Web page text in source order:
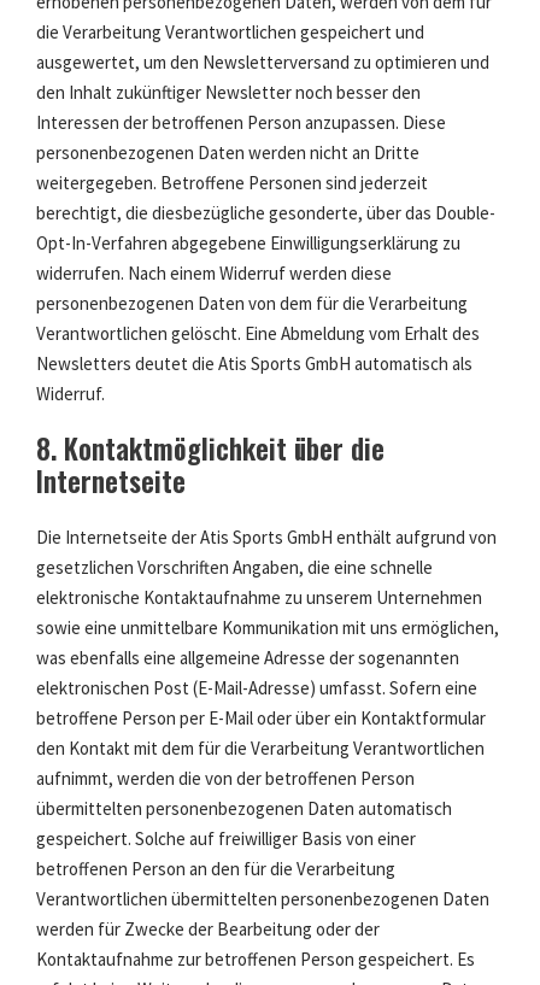
die Verarbeitung Verantwortlichen gespeichert und
ausgewertet, um den Newsletterversand zu optimieren und
den Inhalt zukünftiger Newsletter noch besser den
Interessen der betroffenen Person anzupassen. Diese
personenbezogenen Daten werden nicht an Dritte
weitergegeben. Betroffene Personen sind jederzeit
berechtigt, die diesbezügliche gesonderte, über das Double-
Opt-In-Verfahren abgegebene Einwilligungserklärung zu
widerrufen. Nach einem Widerruf werden diese
personenbezogenen Daten von dem für die Verarbeitung
Verantwortlichen gelöscht. Eine Abmeldung vom Erhalt des
Newsletters deutet die Atis Sports GmbH automatisch als
Widerruf.
8. Kontaktmöglichkeit über die
Internetseite
Die Internetseite der Atis Sports GmbH enthält aufgrund von
gesetzlichen Vorschriften Angaben, die eine schnelle
elektronische Kontaktaufnahme zu unserem Unternehmen
sowie eine unmittelbare Kommunikation mit uns ermöglichen,
was ebenfalls eine allgemeine Adresse der sogenannten
elektronischen Post (E-Mail-Adresse) umfasst. Sofern eine
betroffene Person per E-Mail oder über ein Kontaktformular
den Kontakt mit dem für die Verarbeitung Verantwortlichen
aufnimmt, werden die von der betroffenen Person
übermittelten personenbezogenen Daten automatisch
gespeichert. Solche auf freiwilliger Basis von einer
betroffenen Person an den für die Verarbeitung
Verantwortlichen übermittelten personenbezogenen Daten
werden für Zwecke der Bearbeitung oder der
Kontaktaufnahme zur betroffenen Person gespeichert. Es